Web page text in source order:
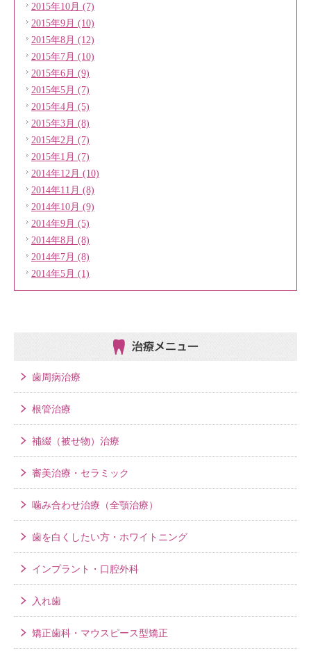
2015年10月 (7)
2015年9月 (10)
2015年8月 (12)
2015年7月 (10)
2015年6月 (9)
2015年5月 (7)
2015年4月 (5)
2015年3月 (8)
2015年2月 (7)
2015年1月 (7)
2014年12月 (10)
2014年11月 (8)
2014年10月 (9)
2014年9月 (5)
2014年8月 (8)
2014年7月 (8)
2014年5月 (1)
治療メニュー
歯周病治療
根管治療
補綴（被せ物）治療
審美治療・セラミック
噛み合わせ治療（全顎治療）
歯を白くしたい方・ホワイトニング
インプラント・口腔外科
入れ歯
矯正歯科・マウスピース型矯正